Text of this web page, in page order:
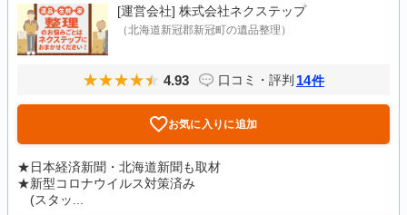
[運営会社] 株式会社ネクステップ
（北海道新冠郡新冠町の遺品整理）
4.93 口コミ・評判 14件
お気に入りに追加
★日本経済新聞・北海道新聞も取材
★新型コロナウイルス対策済み
(スタッ...